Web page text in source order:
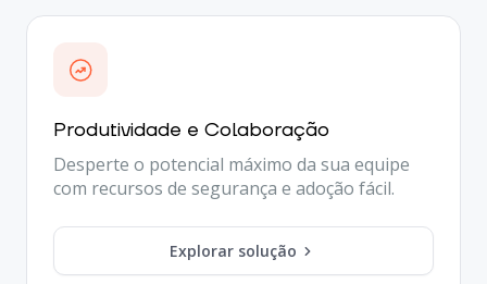
Produtividade e Colaboração
Desperte o potencial máximo da sua equipe
com recursos de segurança e adoção fácil.
Explorar solução